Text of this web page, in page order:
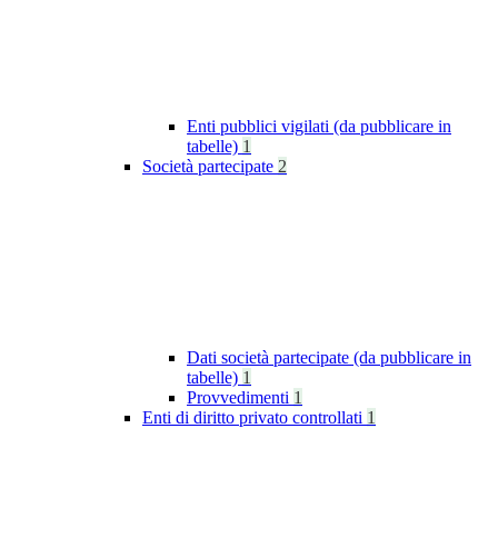
Enti pubblici vigilati (da pubblicare in
tabelle) 1
Società partecipate 2
Dati società partecipate (da pubblicare in
tabelle) 1
Provvedimenti 1
Enti di diritto privato controllati 1